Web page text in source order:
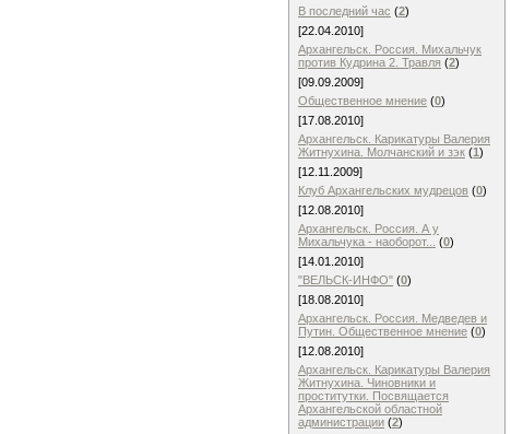
В последний час (2)
[22.04.2010]
Архангельск. Россия. Михальчук
против Кудрина 2. Травля (2)
[09.09.2009]
Общественное мнение (0)
[17.08.2010]
Архангельск. Карикатуры Валерия
Житнухина. Молчанский и зэк (1)
[12.11.2009]
Клуб Архангельских мудрецов (0)
[12.08.2010]
Архангельск. Россия. А у
Михальчука - наоборот...
(0)
[14.01.2010]
"ВЕЛЬСК-ИНФО" (0)
[18.08.2010]
Архангельск. Россия. Медведев и
Путин. Общественное мнение (0)
[12.08.2010]
Архангельск. Карикатуры Валерия
Житнухина. Чиновники и
проститутки. Посвящается
Архангельской областной
администрации (2)